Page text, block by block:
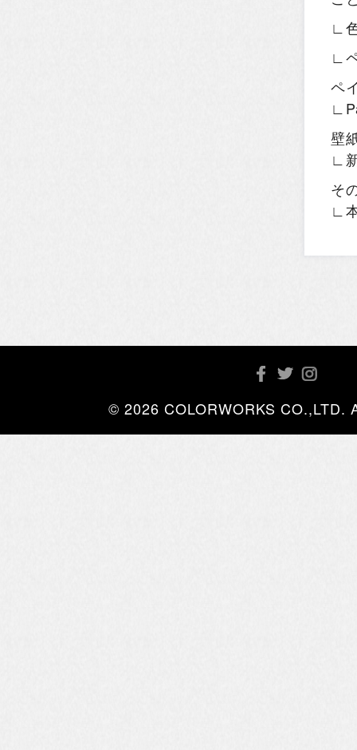
∟
∟
ペ
壁
∟
そ
∟
© 2026 COLORWORKS CO.,LTD.